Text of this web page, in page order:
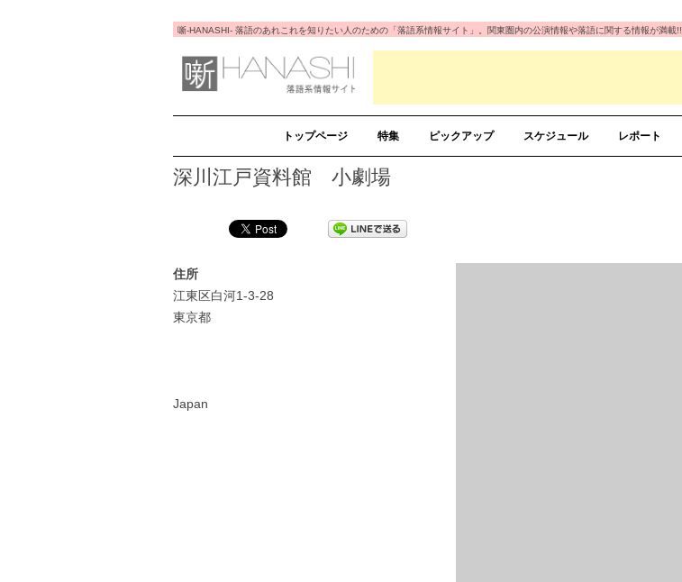
噺-HANASHI- 落語のあれこれを知りたい人のための「落語系情報サイト」。関東圏内の公演情報や落語に関する情報が満載!!
トップページ 特集 ピックアップ スケジュール レポート
深川江戸資料館 小劇場
住所
江東区白河1-3-28
東京都
Japan